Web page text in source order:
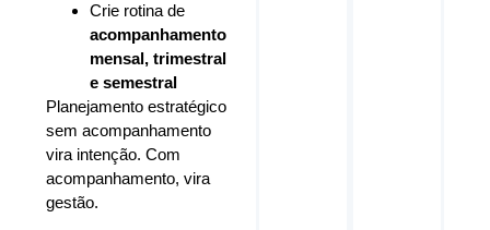
Crie rotina de
acompanhamento
mensal, trimestral
e semestral
Planejamento estratégico
sem acompanhamento
vira intenção. Com
acompanhamento, vira
gestão.